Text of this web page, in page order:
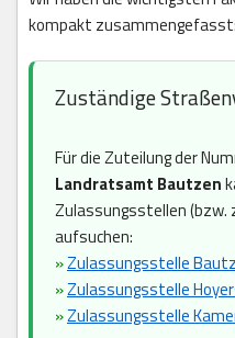
kompakt zusammengefasst:
Zuständige
Für die Zuteilung der
Landratsamt Bautzen
Zulassungsstellen (bzw.
aufsuchen:
»Zulassungsstelle
»Zulassungsstelle
»Zulassungsstelle